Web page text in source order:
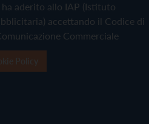
aderito allo IAP (Istituto
accettando il Codice di
Commerciale